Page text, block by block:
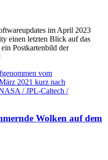
im April 2023
einen letzten Blick auf das
Postkartenbild der
Wolken auf dem